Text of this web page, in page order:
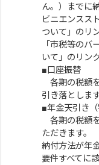
ん。）までに
ビニエンスス
ついて」のリ
「市税等の
いて」のリン
■口座振替
各期の税額
引き落とします
■年金天引き（
各期の税額
ただきます。
納付方法が年
要件すべてに